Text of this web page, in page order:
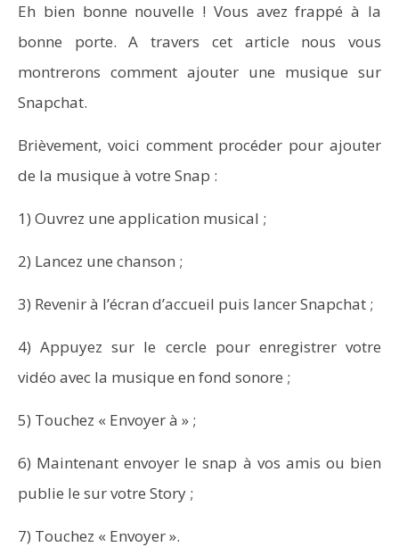
NOW VIEWING
page
Eh bien bonne nouvelle ! Vous avez frappé à la
bonne porte. A travers cet article nous vous
montrerons comment ajouter une musique sur
Snapchat.
Brièvement, voici comment procéder pour ajouter
de la musique à votre Snap :
1) Ouvrez une application musical ;
2) Lancez une chanson ;
3) Revenir à l’écran d’accueil puis lancer Snapchat ;
4) Appuyez sur le cercle pour enregistrer votre
vidéo avec la musique en fond sonore ;
5) Touchez « Envoyer à » ;
6) Maintenant envoyer le snap à vos amis ou bien
publie le sur votre Story ;
7) Touchez « Envoyer ».